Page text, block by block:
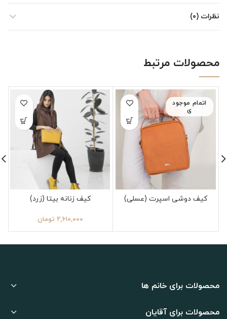
نظرات (۰)
محصولات مرتبط
اتمام موجود
ی
کیف دوشی اسپرت (عسلی) کیف زنانه بیتا (زرد)
۲,۶۱۰,۰۰۰ تومان
محصولات برای خانم ها
محصولات برای آقایان